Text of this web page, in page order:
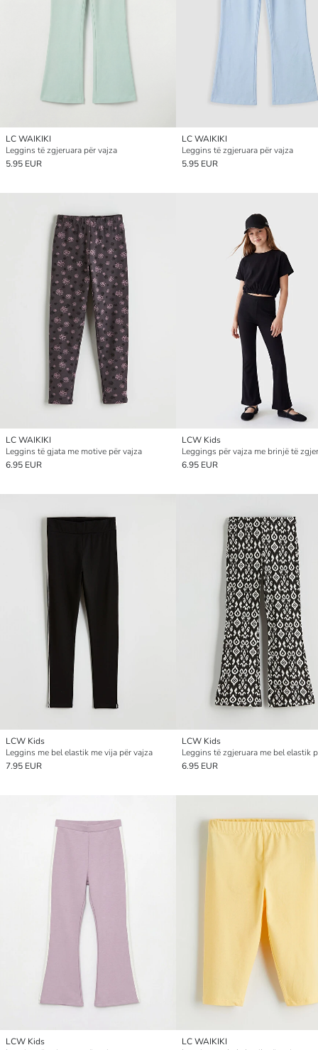
LC WAIKIKI
Leggins të zgjeruara për vajza
5.95 EUR
LC WAIKIKI
Leggins të zgjeruara për vajza
5.95 EUR
LC WAIKIKI
Leggins të gjata me motive për vajza
6.95 EUR
LCW Kids
Leggings për vajza me brinjë të
6.95 EUR
LCW Kids
Leggins me bel elastik me vija për vajza
7.95 EUR
LCW Kids
Leggins të zgjeruara me bel elastik
6.95 EUR
LCW Kids
LC WAIKIKI